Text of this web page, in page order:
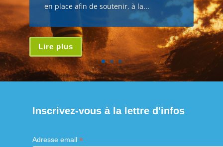
en place afin de soutenir, à la...
Lire plus
Inscrivez-vous à la lettre d'infos
Adresse email *